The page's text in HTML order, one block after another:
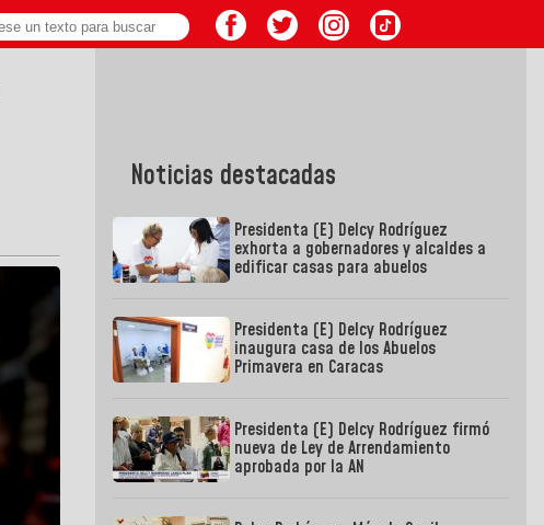
Noticias destacadas
Presidenta (E) Delcy Rodríguez
exhorta a gobernadores y alcaldes a
edificar casas para abuelos
Presidenta (E) Delcy Rodríguez
inaugura casa de los Abuelos
Primavera en Caracas
Presidenta (E) Delcy Rodríguez firmó
nueva de Ley de Arrendamiento
aprobada por la AN